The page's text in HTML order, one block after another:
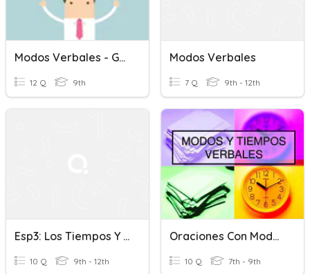
Modos Verbales - GRADO 9°
12 Q 9th
Modos Verbales
7 Q 9th - 12th
Esp3: Los Tiempos Y Modos Verbales
10 Q 9th - 12th
Oraciones Con Modos Y Tiempos Verbales
10 Q 7th - 9th